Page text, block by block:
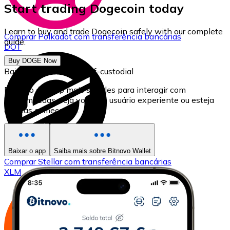
ComprarPolkadotcom transferência bancárias
DOT
ComprarStellarcom transferência bancárias
XLM
Start trading Dogecoin today
Learn to buy and trade Dogecoin safely with our complete
guide.
Buy DOGE Now
Baixe nossa carteira self-custodial
Bitnovo é o app mais simples para interagir com
criptomoedas, seja você um usuário experiente ou esteja
apenas começando.
Baixar o app Saiba mais sobre Bitnovo Wallet